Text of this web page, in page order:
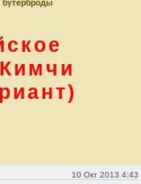
бутерброды
10 Окт 2013 4:43